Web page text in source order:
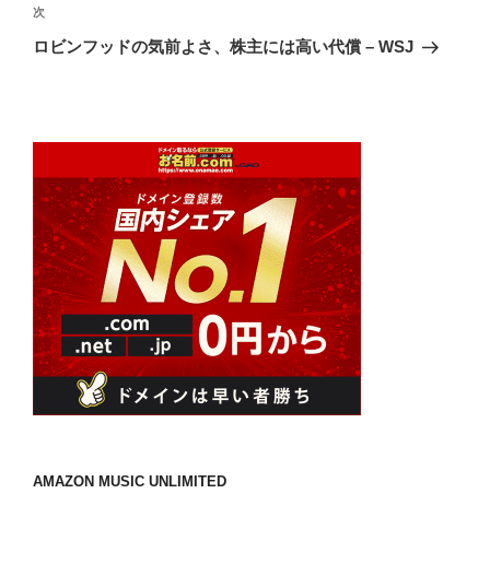
ゲ
ー
ン
次
の
次
ロビンフッドの気前よさ、株主には高い代償 – WSJ
AMAZON MUSIC UNLIMITED